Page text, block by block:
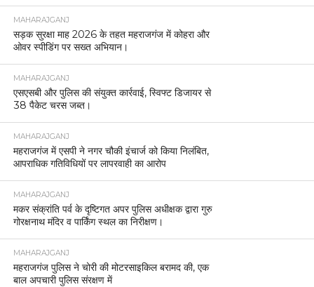
MAHARAJGANJ
सड़क सुरक्षा माह 2026 के तहत महराजगंज में कोहरा और
ओवर स्पीडिंग पर सख्त अभियान।
MAHARAJGANJ
एसएसबी और पुलिस की संयुक्त कार्रवाई, स्विफ्ट डिजायर से
38 पैकेट चरस जब्त।
MAHARAJGANJ
महराजगंज में एसपी ने नगर चौकी इंचार्ज को किया निलंबित,
आपराधिक गतिविधियों पर लापरवाही का आरोप
MAHARAJGANJ
मकर संक्रांति पर्व के दृष्टिगत अपर पुलिस अधीक्षक द्वारा गुरु
गोरक्षनाथ मंदिर व पार्किंग स्थल का निरीक्षण।
MAHARAJGANJ
महराजगंज पुलिस ने चोरी की मोटरसाइकिल बरामद की, एक
बाल अपचारी पुलिस संरक्षण में